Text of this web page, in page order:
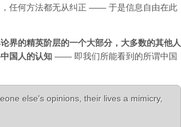
任何方法都无从纠正 —— 于是信息自由在此
界的精英阶层的一个大部分，大多数的其他人
国人的认知 —— 即我们所能看到的所谓中国
else's opinions, their lives a mimicry,